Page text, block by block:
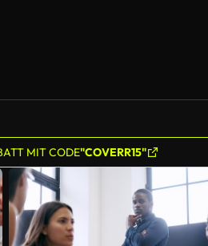
MIT CODE"COVERR15"